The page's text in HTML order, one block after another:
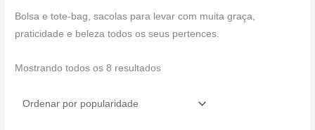
Bolsa e tote-bag, sacolas para levar com muita graça,
praticidade e beleza todos os seus pertences.
Mostrando todos os 8 resultados